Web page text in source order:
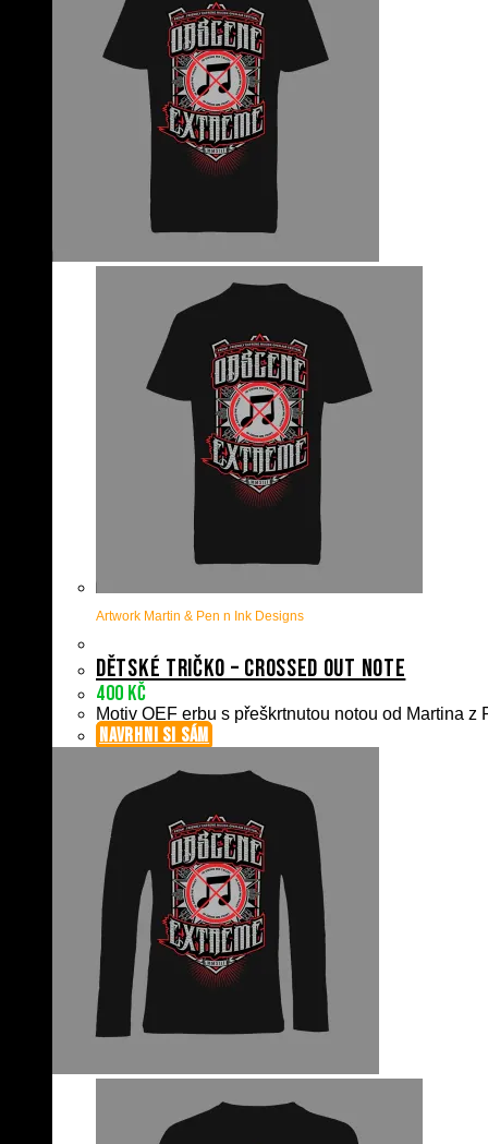
Artwork Martin & Pen n Ink Designs
Dětské tričko – Crossed Out Note
400 Kč
Motiv OEF erbu s přeškrtnutou notou od Martina
NAVRHNI SI SÁM